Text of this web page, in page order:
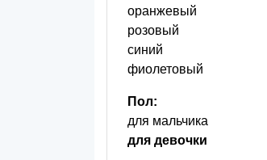
оранжевый
розовый
синий
фиолетовый
Пол:
для мальчика
для девочки